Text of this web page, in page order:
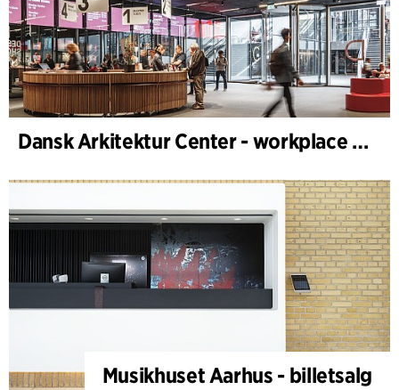
Dansk Arkitektur Center - workplace design
Musikhuset Aarhus - billetsalg